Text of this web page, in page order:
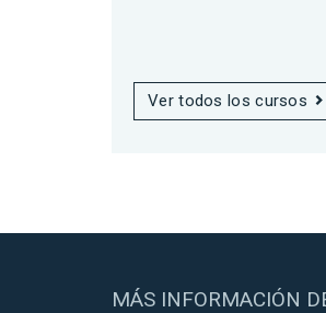
Ver todos los cursos
MÁS INFORMACIÓN